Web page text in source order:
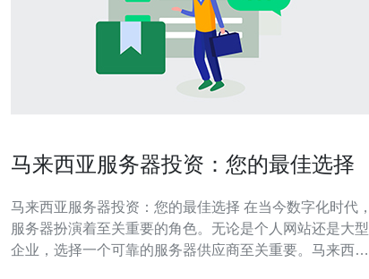
马来西亚服务器投资：您的最佳选择
马来西亚服务器投资：您的最佳选择 在当今数字化时代，
服务器扮演着至关重要的角色。无论是个人网站还是大型
企业，选择一个可靠的服务器供应商至关重要。马来西亚